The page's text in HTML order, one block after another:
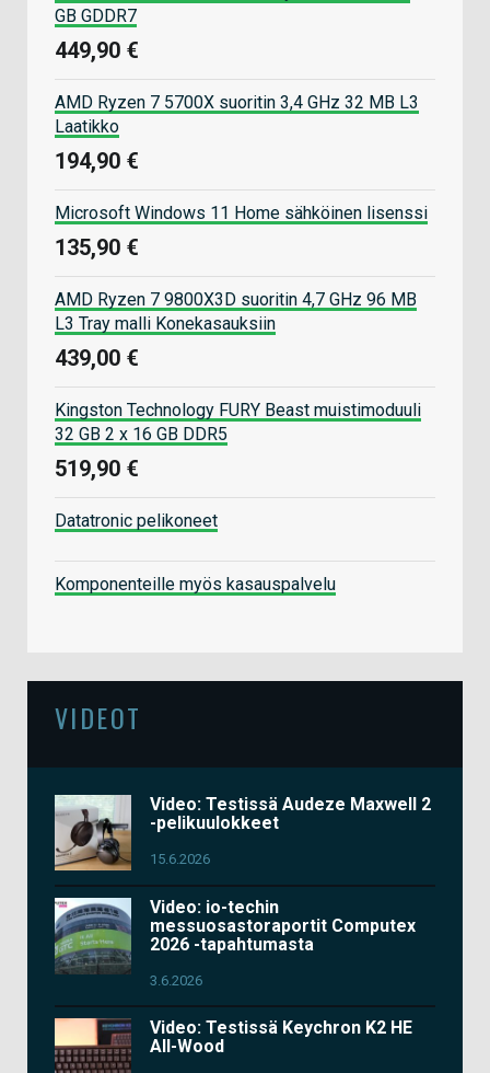
GB GDDR7
449,90 €
AMD Ryzen 7 5700X suoritin 3,4 GHz 32 MB L3
Laatikko
194,90 €
Microsoft Windows 11 Home sähköinen lisenssi
135,90 €
AMD Ryzen 7 9800X3D suoritin 4,7 GHz 96 MB
L3 Tray malli Konekasauksiin
439,00 €
Kingston Technology FURY Beast muistimoduuli
32 GB 2 x 16 GB DDR5
519,90 €
Datatronic pelikoneet
Komponenteille myös kasauspalvelu
VIDEOT
Video: Testissä Audeze Maxwell 2
-pelikuulokkeet
15.6.2026
Video: io-techin
messuosastoraportit Computex
2026 -tapahtumasta
3.6.2026
Video: Testissä Keychron K2 HE
All-Wood